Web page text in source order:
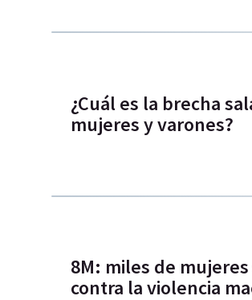
¿Cuál es la brecha
mujeres y varones?
8M: miles de
contra la violencia